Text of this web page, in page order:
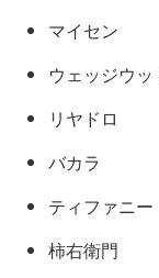
マイセン
ウェッジウッ
リヤドロ
バカラ
ティファニー
柿右衛門